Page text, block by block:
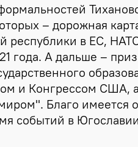
– дорожная
республики в ЕС,
года. А дальше –
и Конгрессом США,
Благо имеется
событий в